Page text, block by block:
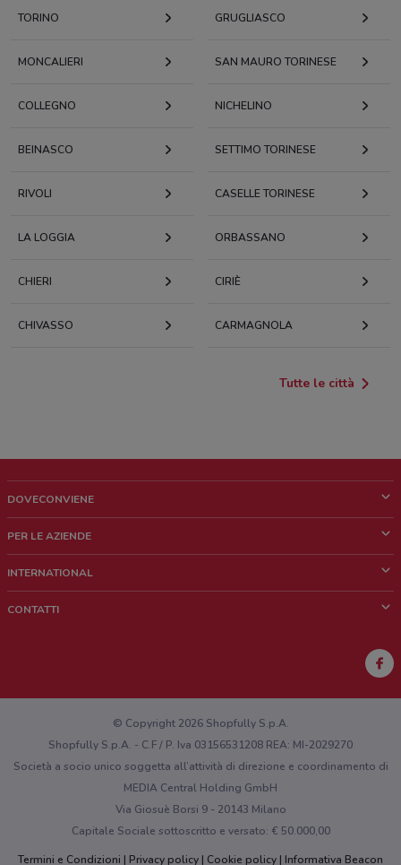
TORINO GRUGLIASCO
MONCALIERI SAN MAURO TORINESE
COLLEGNO NICHELINO
BEINASCO SETTIMO TORINESE
RIVOLI CASELLE TORINESE
LA LOGGIA ORBASSANO
CHIERI CIRIÈ
CHIVASSO CARMAGNOLA
Tutte le città
DOVECONVIENE
Chi siamo
Lavora con noi
PER LE AZIENDE
Richieste commerciali e marketing
INTERNATIONAL
CONTATTI
Hai un malfunzionamento sul web o sull'app?
© Copyright 2026 Shopfully S.p.A.
Shopfully S.p.A. - C.F / P. Iva 03156531208 REA: MI-2029270
Società a socio unico soggetta all’attività di direzione e coordinamento di
MEDIA Central Holding GmbH
Via Giosuè Borsi 9 - 20143 Milano
Capitale Sociale sottoscritto e versato: € 50.000,00
Termini e Condizioni
Privacy policy Cookie policy Informativa Beacon